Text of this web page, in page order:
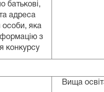
батькові,
адреса
особи, яка
з
конкурсу
Вища